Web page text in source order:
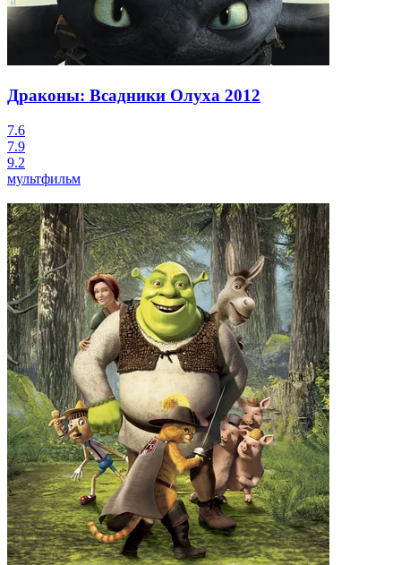
Драконы: Всадники Олуха 2012
7.6
7.9
9.2
мультфильм